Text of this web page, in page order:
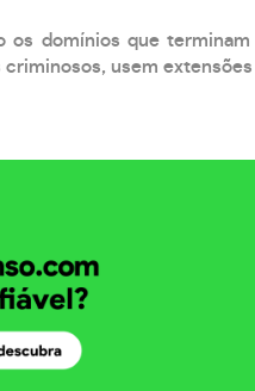
os domínios que
usem